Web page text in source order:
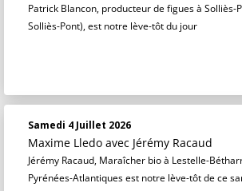
Patrick Blancon, producteur de figues à Solliès-
Solliès-Pont), est notre lève-tôt du jour
Samedi 4 Juillet 2026
Maxime Lledo avec Jérémy Racaud
Jérémy Racaud, Maraîcher bio à Lestelle-
Pyrénées-Atlantiques est notre lève-tôt de ce